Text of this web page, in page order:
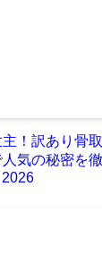
！訳あり骨
気の秘密を